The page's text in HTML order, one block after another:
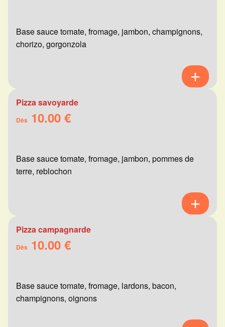
Base sauce tomate, fromage, jambon, champignons,
chorizo, gorgonzola
Pizza savoyarde
Dès 10.00 €
Base sauce tomate, fromage, jambon, pommes de
terre, reblochon
Pizza campagnarde
Dès 10.00 €
Base sauce tomate, fromage, lardons, bacon,
champignons, oignons